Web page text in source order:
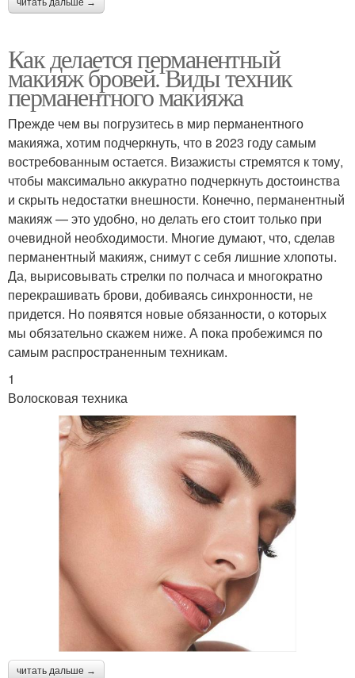
читать дальше →
Как делается перманентный
макияж бровей. Виды техник
перманентного макияжа
Прежде чем вы погрузитесь в мир перманентного
макияжа, хотим подчеркнуть, что в 2023 году самым
востребованным остается. Визажисты стремятся к тому,
чтобы максимально аккуратно подчеркнуть достоинства
и скрыть недостатки внешности. Конечно, перманентный
макияж — это удобно, но делать его стоит только при
очевидной необходимости. Многие думают, что, сделав
перманентный макияж, снимут с себя лишние хлопоты.
Да, вырисовывать стрелки по полчаса и многократно
перекрашивать брови, добиваясь синхронности, не
придется. Но появятся новые обязанности, о которых
мы обязательно скажем ниже. А пока пробежимся по
самым распространенным техникам.
1
Волосковая техника
читать дальше →